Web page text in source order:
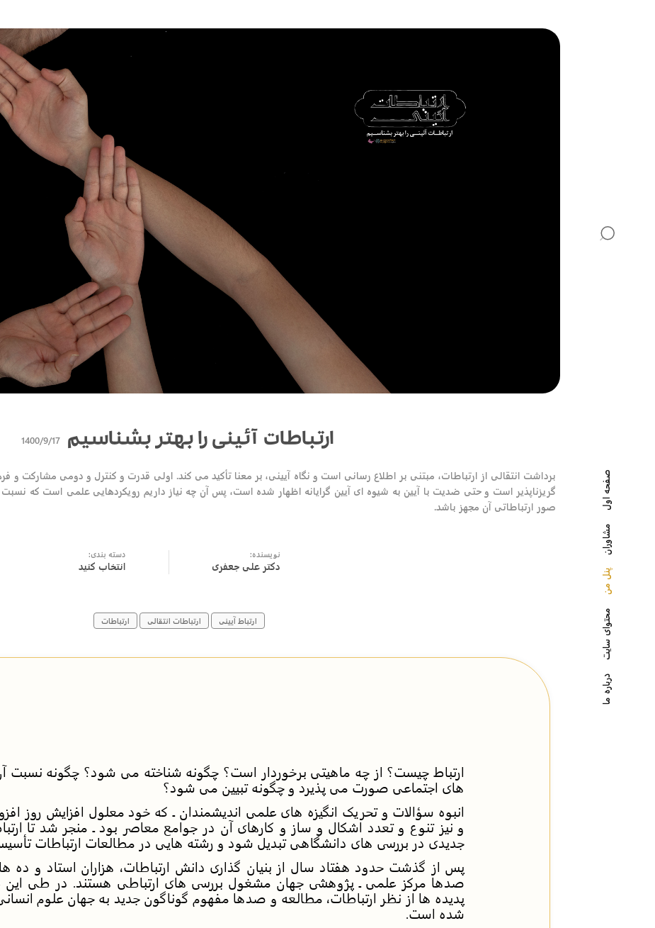
صفحه اول
مشاوران
پنل من
محتوای سایت
درباره ما
ارتباطات آئینی را بهتر بشناسیم 1400/9/17
برداشت انتقالی از ارتباطات، مبتنی بر اطلاع رسانی است و نگاه آیینی، بر معنا تأکید می کند. اولی قدرت و کنترل و دومی مشارکت و
گریزناپذیر است و حتی ضدیت با آیین به شیوه ای آیین گرایانه اظهار شده است، پس آن چه نیاز داریم رویکردهایی علمی است که
صور ارتباطاتی آن مجهز باشد.
نویسنده:
دکتر علی جعفری
دسته بندی:
انتخاب کنید
ارتباط آیینی ارتباطات انتقالی ارتباطات
ارتباط چیست؟ از چه ماهیتی برخوردار است؟ چگونه شناخته می شود؟ چگونه نسبت
های اجتماعی صورت می پذیرد و چگونه تبیین می شود؟
انبوه سؤالات و تحریک انگیزه های علمی اندیشمندان ـ که خود معلول افزایش روز
و نیز تنوع و تعدد اشکال و ساز و کارهای آن در جوامع معاصر بود ـ منجر شد تا
جدیدی در بررسی های دانشگاهی تبدیل شود و رشته هایی در مطالعات ارتباطات
پس از گذشت حدود هفتاد سال از بنیان گذاری دانش ارتباطات، هزاران استاد و ده
صدها مرکز علمی ـ پژوهشی جهان مشغول بررسی های ارتباطی هستند. در طی این
پدیده ها از نظر ارتباطات، مطالعه و صدها مفهوم گوناگون جدید به جهان علوم
شده است.